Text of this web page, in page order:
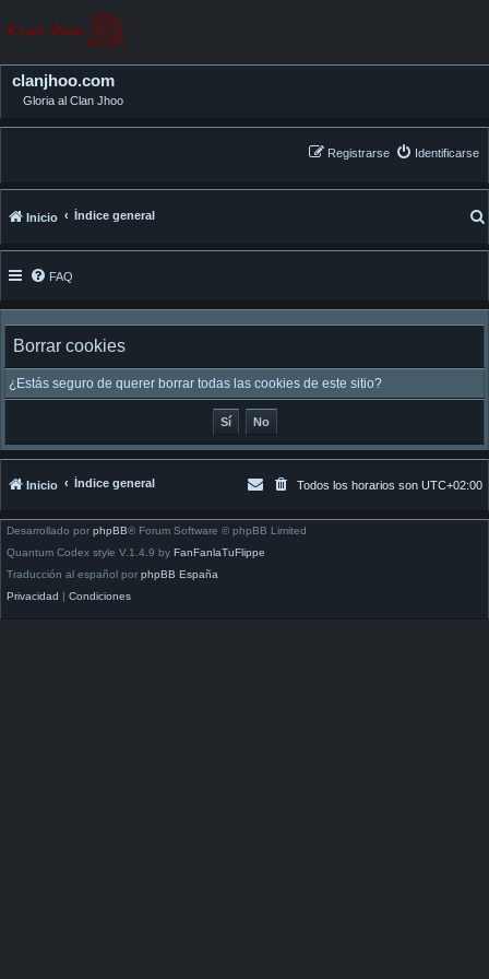
clanjhoo.com
Gloria al Clan Jhoo
Identificarse
Registrarse
Inicio Índice general
FAQ
Borrar cookies
¿Estás seguro de querer borrar todas las cookies de este sitio?
Inicio Índice general Todos los horarios son UTC+02:00
Desarrollado por phpBB® Forum Software © phpBB Limited
Quantum Codex style V.1.4.9 by FanFanlaTuFlippe
Traducción al español por phpBB España
Privacidad
Condiciones